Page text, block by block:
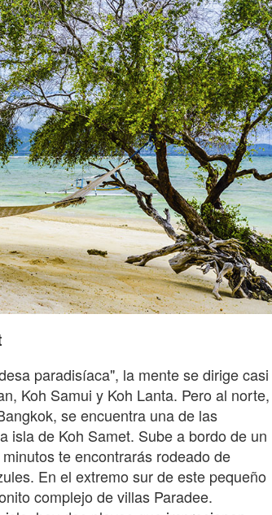
paradisíaca", la mente se dirige casi
Koh Samui y Koh Lanta. Pero al norte,
se encuentra una de las
isla de Koh Samet. Sube a bordo de un
te encontrarás rodeado de
En el extremo sur de este pequeño
complejo de villas Paradee.